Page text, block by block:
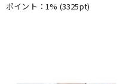
ポイント：1% (3325pt)